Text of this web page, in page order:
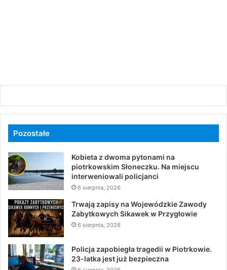
Pozostałe
Kobieta z dwoma pytonami na
piotrkowskim Słoneczku. Na miejscu
interweniowali policjanci
6 sierpnia, 2026
Trwają zapisy na Wojewódzkie Zawody
Zabytkowych Sikawek w Przygłowie
6 sierpnia, 2026
Policja zapobiegła tragedii w Piotrkowie.
23-latka jest już bezpieczna